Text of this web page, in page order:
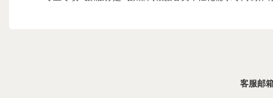
客服邮